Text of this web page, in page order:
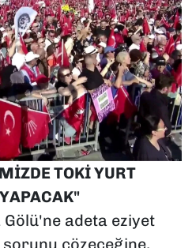
TOKİ YURT
adeta eziyet
çözeceğine,